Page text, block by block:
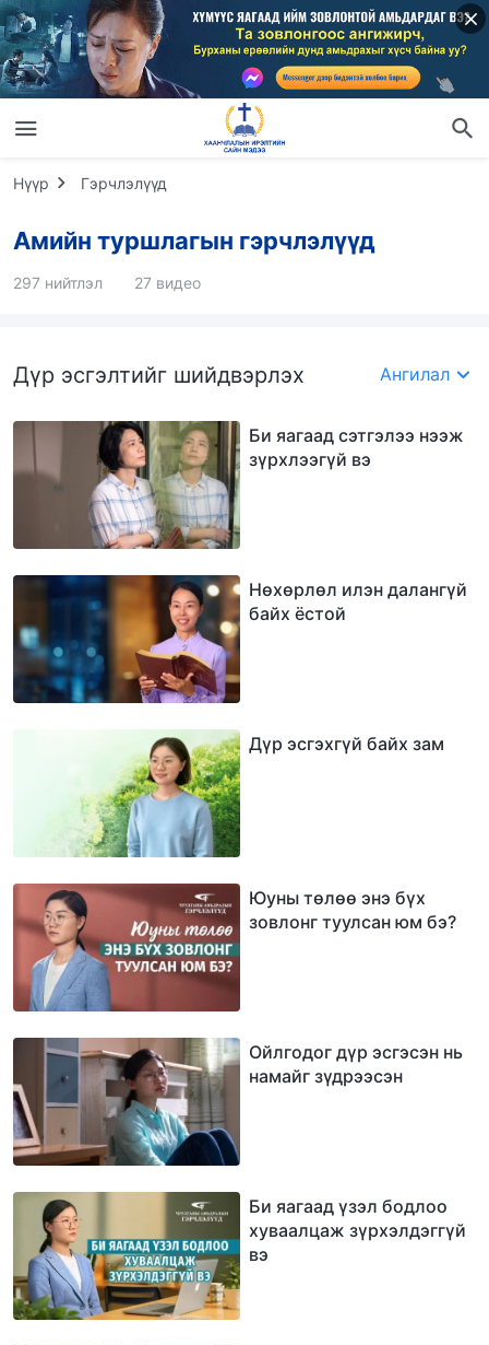
Нүүр Гэрчлэлүүд
Амийн туршлагын гэрчлэлүүд
297 нийтлэл 27 видео
Дүр эсгэлтийг шийдвэрлэх Ангилал
Би яагаад сэтгэлээ нээж
зүрхлээгүй вэ
Нөхөрлөл илэн далангүй
байх ёстой
Дүр эсгэхгүй байх зам
Юуны төлөө энэ бүх
зовлонг туулсан юм бэ?
Ойлгодог дүр эсгэсэн нь
намайг зүдрээсэн
Би яагаад үзэл бодлоо
хуваалцаж зүрхэлдэггүй
вэ